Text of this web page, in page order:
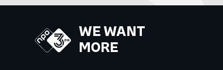
WE WANT
MORE